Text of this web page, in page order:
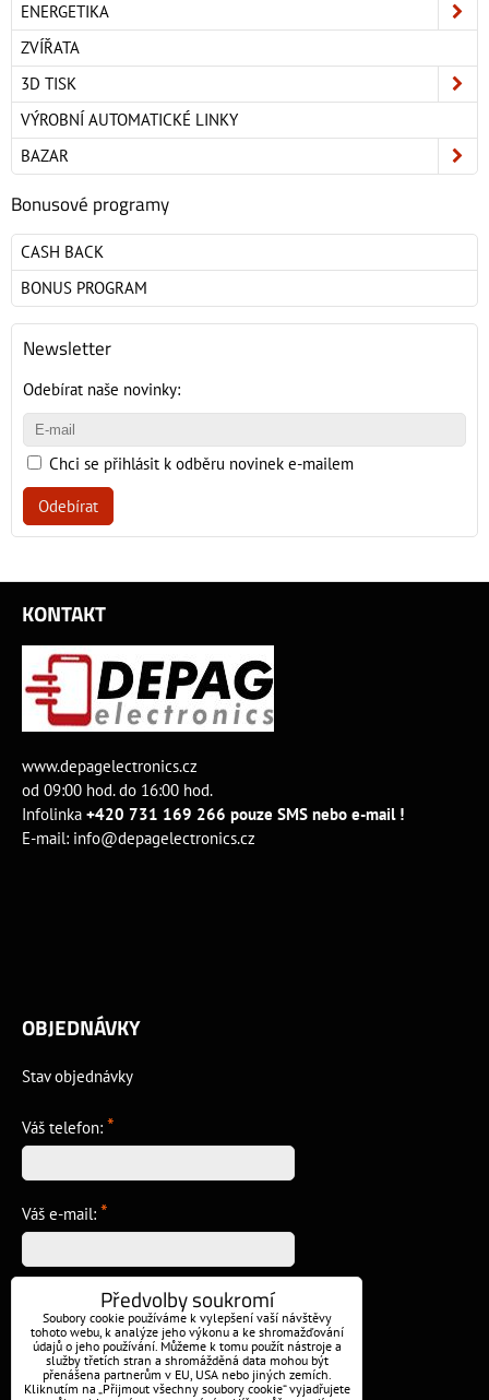
ENERGETIKA
ZVÍŘATA
3D TISK
VÝROBNÍ AUTOMATICKÉ LINKY
BAZAR
Bonusové programy
CASH BACK
BONUS PROGRAM
Newsletter
Odebírat naše novinky:
Chci se přihlásit k odběru novinek e-mailem
Odebírat
KONTAKT
www.depagelectronics.cz
od 09:00 hod. do 16:00 hod.
Infolinka +420 731 169 266 pouze SMS nebo e-mail !
E-mail: info@depagelectronics.cz
OBJEDNÁVKY
Stav objednávky
Váš telefon: *
Váš e-mail: *
Předvolby soukromí
Soubory cookie používáme k vylepšení vaší návštěvy
tohoto webu, k analýze jeho výkonu a ke shromažďování
údajů o jeho používání. Můžeme k tomu použít nástroje a
služby třetích stran a shromážděná data mohou být
přenášena partnerům v EU, USA nebo jiných zemích.
Kliknutím na „Přijmout všechny soubory cookie“ vyjadřujete